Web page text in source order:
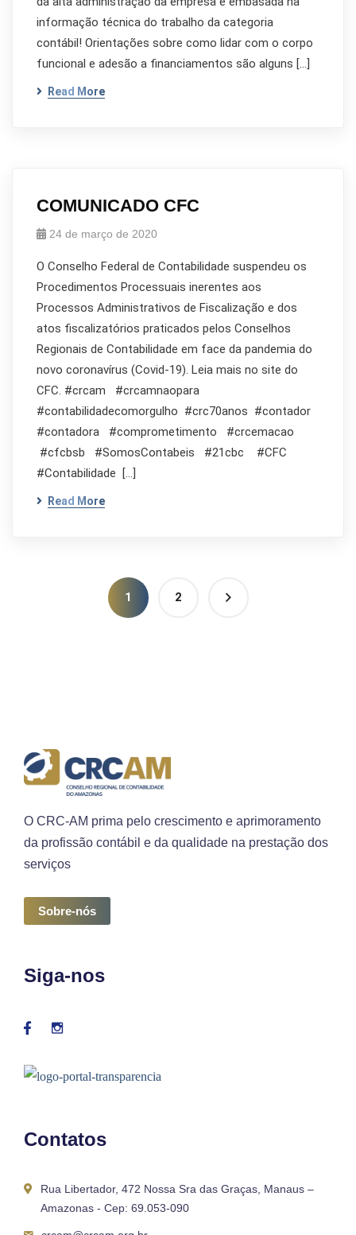
informação técnica do trabalho da categoria
contábil! Orientações sobre como lidar com o corpo
funcional e adesão a financiamentos são alguns […]
Read More
COMUNICADO CFC
24 de março de 2020
O Conselho Federal de Contabilidade suspendeu os
Procedimentos Processuais inerentes aos
Processos Administrativos de Fiscalização e dos
atos fiscalizatórios praticados pelos Conselhos
Regionais de Contabilidade em face da pandemia do
novo coronavírus (Covid-19). Leia mais no site do
CFC. #crcam #crcamnaopara
#contabilidadecomorgulho #crc70anos #contador
#contadora #comprometimento #crcemacao
#cfcbsb #SomosContabeis #21cbc #CFC
#Contabilidade […]
Read More
1 2
O CRC-AM prima pelo crescimento e aprimoramento
da profissão contábil e da qualidade na prestação dos
serviços
Sobre-nós
Siga-nos
Contatos
Rua Libertador, 472 Nossa Sra das Graças, Manaus –
Amazonas - Cep: 69.053-090